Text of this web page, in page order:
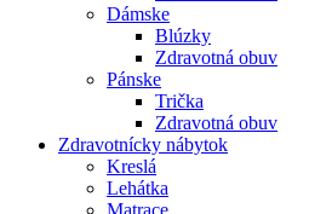
Dámske
Blúzky
Zdravotná obuv
Pánske
Trička
Zdravotná obuv
Zdravotnícky nábytok
Kreslá
Lehátka
Matrace